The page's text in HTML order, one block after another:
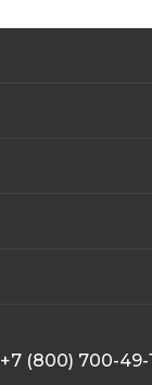
+7 (800) 700-49-